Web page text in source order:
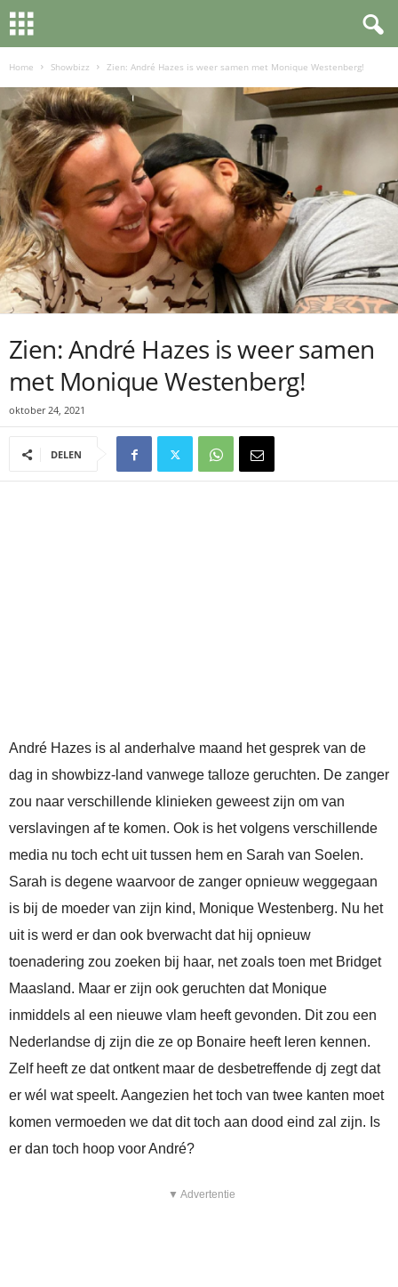
Home Showbizz Zien: André Hazes is weer samen met Monique Westenberg!
Zien: André Hazes is weer samen
met Monique Westenberg!
oktober 24, 2021
DELEN
André Hazes is al anderhalve maand het gesprek van de
dag in showbizz-land vanwege talloze geruchten. De zanger
zou naar verschillende klinieken geweest zijn om van
verslavingen af te komen. Ook is het volgens verschillende
media nu toch echt uit tussen hem en Sarah van Soelen.
Sarah is degene waarvoor de zanger opnieuw weggegaan
is bij de moeder van zijn kind, Monique Westenberg. Nu het
uit is werd er dan ook bverwacht dat hij opnieuw
toenadering zou zoeken bij haar, net zoals toen met Bridget
Maasland. Maar er zijn ook geruchten dat Monique
inmiddels al een nieuwe vlam heeft gevonden. Dit zou een
Nederlandse dj zijn die ze op Bonaire heeft leren kennen.
Zelf heeft ze dat ontkent maar de desbetreffende dj zegt dat
er wél wat speelt. Aangezien het toch van twee kanten moet
komen vermoeden we dat dit toch aan dood eind zal zijn. Is
er dan toch hoop voor André?
▼ Advertentie